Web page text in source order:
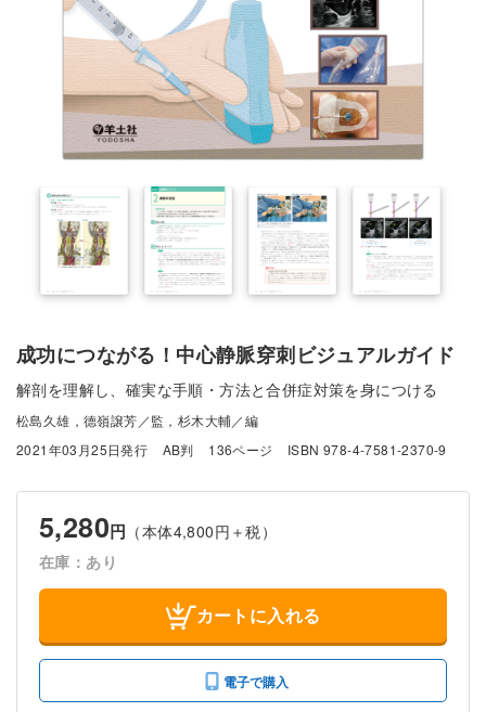
成功につながる！中心静脈穿刺ビジュアルガイド
解剖を理解し、確実な手順・方法と合併症対策を身につける
松島久雄，德嶺譲芳／監，杉木大輔／編
2021年03月25日発行
AB判 136ページ ISBN 978-4-7581-2370-9
5,280円 （本体4,800円＋税）
在庫：あり
カートに入れる
電子で購入